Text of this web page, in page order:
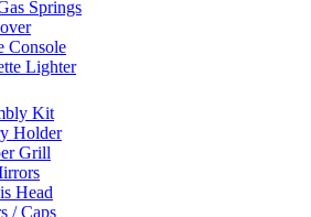
Springs
Console
Lighter
Kit
Holder
Grill
Head
/ Caps